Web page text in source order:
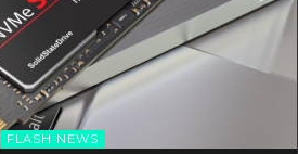
FLASH NEWS